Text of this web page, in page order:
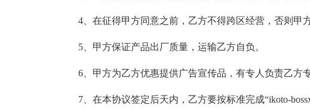
4、在征得甲方同意之前，乙方不得跨区经营，否则甲
5、甲方保证产品出厂质量，运输乙方自负。
6、甲方为乙方优惠提供广告宣传品，有专人负责乙方
7、在本协议签定后天内，乙方要按标准完成“ikoto-